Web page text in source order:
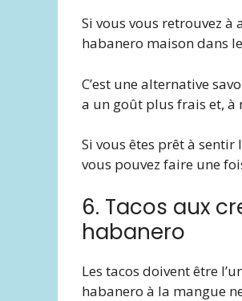
Si vous vous retrouvez à
habanero maison dans
C’est une alternative
a un goût plus frais et, à
Si vous êtes prêt à sentir
vous pouvez faire une
6. Tacos aux
habanero
Les tacos doivent être
habanero à la mangue